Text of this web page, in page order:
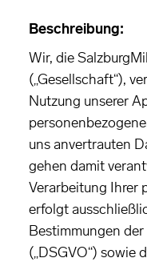
Beschreibung:
Wir, die
(„Gesellschaft“),
Nutzung unserer
uns anvertrauten
gehen damit
Verarbeitung Ihrer
erfolgt
Bestimmungen
(„DSGVO“) sowie